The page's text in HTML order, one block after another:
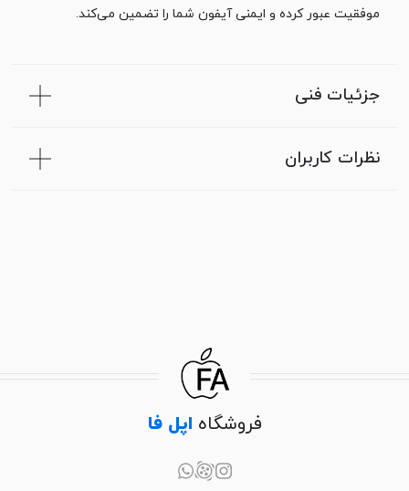
موفقیت عبور کرده و ایمنی آیفون شما را تضمین می‌کند.
جزئیات فنی
نظرات کاربران
فروشگاه اپل فا